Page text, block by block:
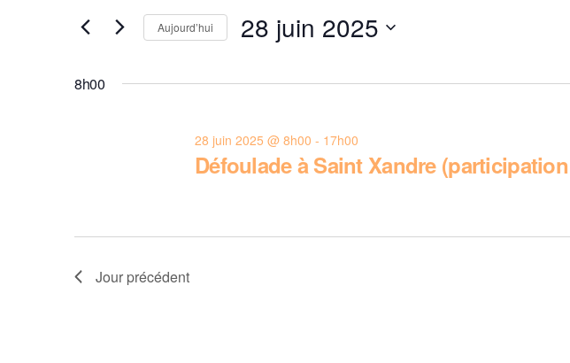
28
juin
navigation
de
ÉVÈNEMENTS
CLÉ.
Aujourd’hui 28 juin 2025
une
8h00
Défoulade à Saint Xandre
28 juin 2025 @ 8h00 - 17h00
Jour précédent